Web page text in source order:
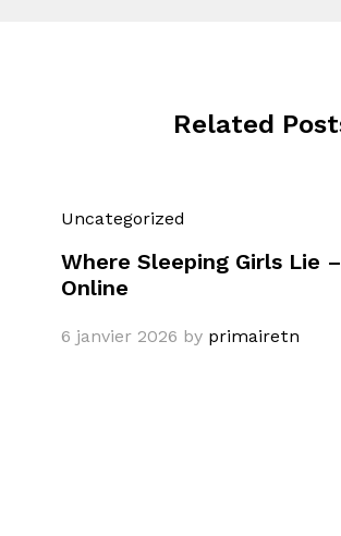
Related
Uncategorized
Where Sleeping Girls Lie
Online
6 janvier 2026 by primairetn